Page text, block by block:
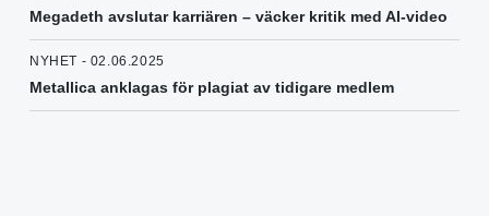
Megadeth avslutar karriären – väcker kritik med AI-video
NYHET - 02.06.2025
Metallica anklagas för plagiat av tidigare medlem